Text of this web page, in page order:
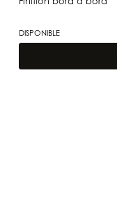
DISPONIBLE
quantité